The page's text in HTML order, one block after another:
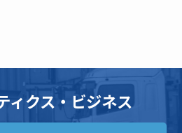
ィクス・ビジネス